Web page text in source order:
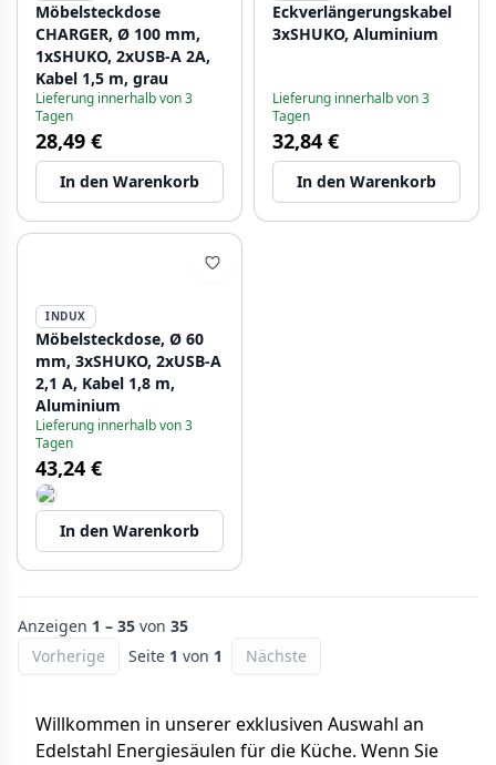
Möbelsteckdose
CHARGER, Ø 100 mm,
1xSHUKO, 2xUSB-A 2A,
Kabel 1,5 m, grau
Lieferung innerhalb von 3
Tagen
28,49 €
In den Warenkorb
Eckverlängerungskabel
3xSHUKO, Aluminium
Lieferung innerhalb von 3
Tagen
32,84 €
In den Warenkorb
INDUX
Möbelsteckdose, Ø 60
mm, 3xSHUKO, 2xUSB-A
2,1 A, Kabel 1,8 m,
Aluminium
Lieferung innerhalb von 3
Tagen
43,24 €
In den Warenkorb
Anzeigen 1 – 35 von 35
Vorherige
Seite 1 von 1 Nächste
Willkommen in unserer exklusiven Auswahl an
Edelstahl Energiesäulen für die Küche. Wenn Sie